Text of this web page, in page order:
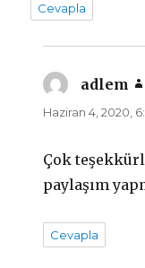
Cevapla
adlem
Haziran 4, 2020,
Çok
paylaşım
Cevapla